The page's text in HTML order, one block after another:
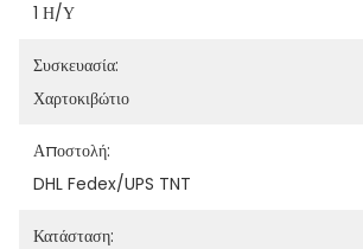
1 Η/υ
Συσκευασία:
Χαρτοκιβώτιο
Αποστολή:
DHL Fedex/UPS TNT
Κατάσταση: